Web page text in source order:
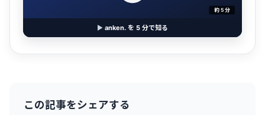
約 5 分
▶ anken. を 5 分で知る
この記事をシェアする